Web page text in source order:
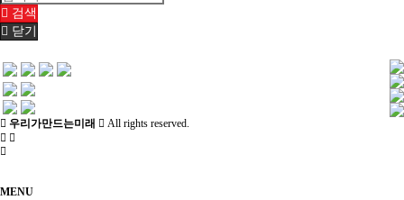
검색
닫기
우리가만드는미래 All rights reserved.
MENU